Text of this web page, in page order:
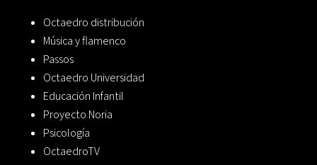
Octaedro distribución
Música y flamenco
Passos
Octaedro Universidad
Educación Infantil
Proyecto Noria
Psicología
OctaedroTV